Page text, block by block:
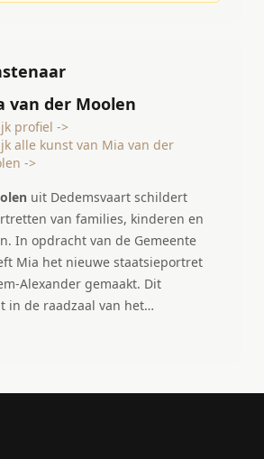
van der Moolen
profiel ->
alle kunst van Mia van der
->
uit Dedemsvaart schildert
van families, kinderen en
Mia het nieuwe staatsieportret
Alexander gemaakt. Dit
in de raadzaal van het